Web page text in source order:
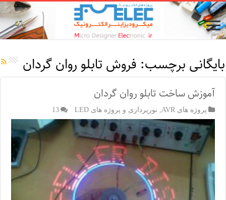
بایگانی برچسب: فروش تابلو روان گردان
آموزش ساخت تابلو روان گردان
پروژه های AVR نورپردازی و پروژه های LED 13